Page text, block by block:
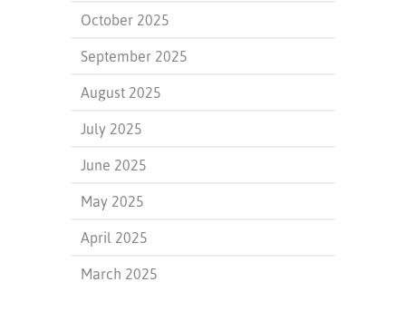
October 2025
September 2025
August 2025
July 2025
June 2025
May 2025
April 2025
March 2025